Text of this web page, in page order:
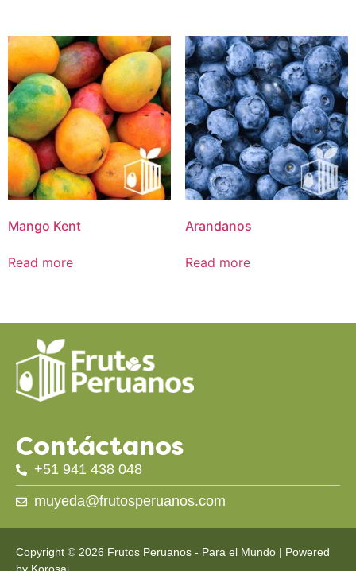
Mango Kent
Read more
Arandanos
Read more
Contáctanos
+51 941 438 048
muyeda@frutosperuanos.com
Copyright © 2026 Frutos Peruanos - Para el Mundo | Powered